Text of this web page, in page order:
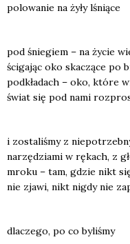
polo­wa­nie na żyły lśnią­ce
pod śnie­giem – na życie
ści­ga­jąc oko ska­czą­ce po
pod­kła­dach – oko, któ­re
świat się pod nami
i zosta­li­śmy z
narzę­dzia­mi w rękach, z
mro­ku – tam, gdzie nikt
nie zja­wi, nikt nigdy nie
dla­cze­go, po co byli­śmy